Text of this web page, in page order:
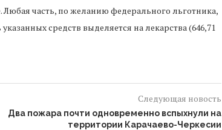
Любая часть, по желанию федерального льготника,
средств выделяется на лекарства (646,71
Следующая новость
Два пожара почти одновременно вспыхнули на
территории Карачаево-Черкесии